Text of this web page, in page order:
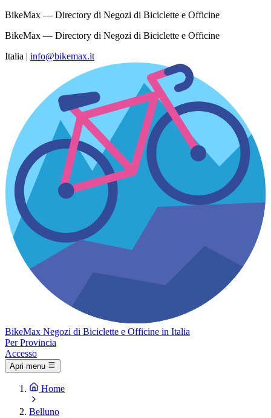
BikeMax — Directory di Negozi di Biciclette e Officine
BikeMax — Directory di Negozi di Biciclette e Officine
Italia | info@bikemax.it
BikeMax Negozi di Biciclette e Officine in Italia
Per Provincia
Accesso
Apri menu
Home
Belluno